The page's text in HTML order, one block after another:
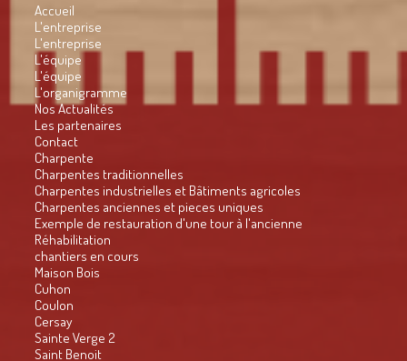
Accueil
L'entreprise
L'entreprise
L'équipe
L'équipe
L'organigramme
Nos Actualités
Les partenaires
Contact
Charpente
Charpentes traditionnelles
Charpentes industrielles et Bâtiments agricoles
Charpentes anciennes et pieces uniques
Exemple de restauration d'une tour à l'ancienne
Réhabilitation
chantiers en cours
Maison Bois
Cuhon
Coulon
Cersay
Sainte Verge 2
Saint Benoit